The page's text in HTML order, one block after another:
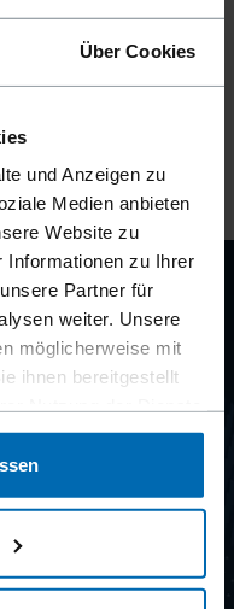
Über Cookies
und Anzeigen zu
Medien anbieten
Website zu
Informationen zu Ihrer
Partner für
weiter. Unsere
möglicherweise mit
ihnen bereitgestellt
Um die
wir Ihnen einen